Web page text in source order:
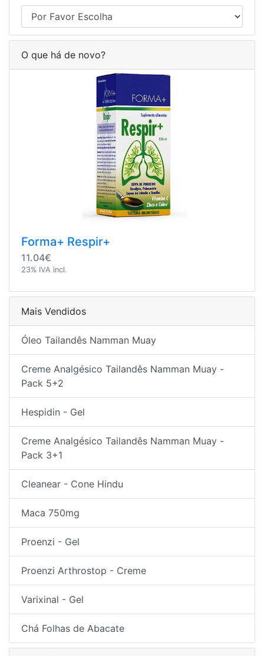
O que há de novo?
Forma+ Respir+
11.04€
23% IVA incl.
Mais Vendidos
Óleo Tailandês Namman Muay
Creme Analgésico Tailandês Namman Muay -
Pack 5+2
Hespidin - Gel
Creme Analgésico Tailandês Namman Muay -
Pack 3+1
Cleanear - Cone Hindu
Maca 750mg
Proenzi - Gel
Proenzi Arthrostop - Creme
Varixinal - Gel
Chá Folhas de Abacate